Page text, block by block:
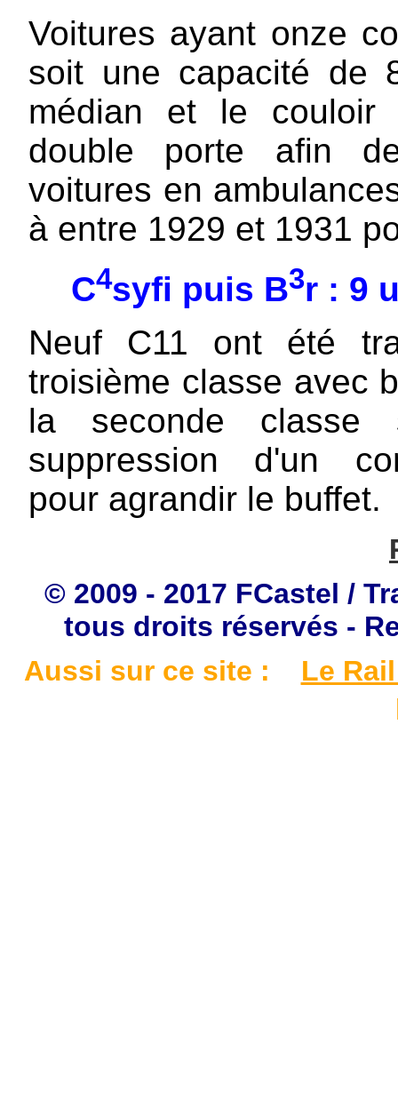
Voitures ayant onze
soit une capacité de
médian et le couloir
double porte afin
voitures en
à entre 1929 et 1931
C4syfi puis B3r : 9
Neuf C11 ont été
troisième classe avec
la seconde classe
suppression d'un
pour agrandir le buffet.
© 2009 - 2017 FCastel /
tous droits réservés -
Aussi sur ce site :
Le